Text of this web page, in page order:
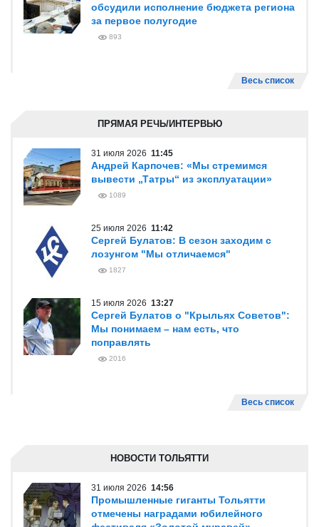
обсудили исполнение бюджета региона
за первое полугодие
893
Весь список
ПРЯМАЯ РЕЧЬ/ИНТЕРВЬЮ
31 июля 2026 11:45
Андрей Карпочев: «Мы стремимся
вывести „Татры“ из эксплуатации»
1089
25 июля 2026 11:42
Сергей Булатов: В сезон заходим с
лозунгом "Мы отличаемся"
1827
15 июля 2026 13:27
Сергей Булатов о "Крыльях Советов":
Мы понимаем – нам есть, что
поправлять
2016
Весь список
НОВОСТИ ТОЛЬЯТТИ
31 июля 2026 14:56
Промышленные гиганты Тольятти
отмечены наградами юбилейного